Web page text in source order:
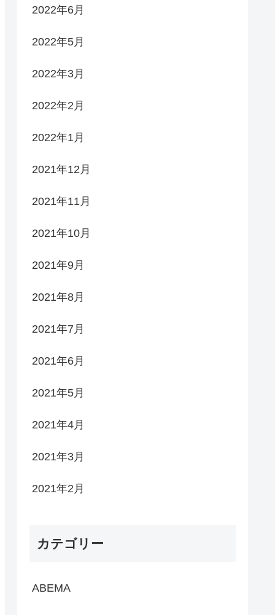
2022年6月
2022年5月
2022年3月
2022年2月
2022年1月
2021年12月
2021年11月
2021年10月
2021年9月
2021年8月
2021年7月
2021年6月
2021年5月
2021年4月
2021年3月
2021年2月
カテゴリー
ABEMA